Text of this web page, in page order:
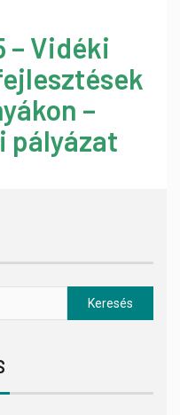
– Vidéki
–
pályázat